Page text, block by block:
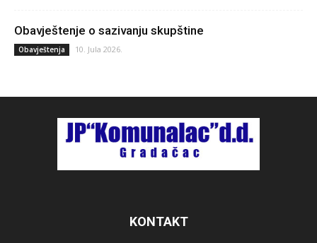
Obavještenje o sazivanju skupštine
Obavještenja 10. Jula 2026.
KONTAKT